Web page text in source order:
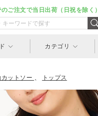
ご注文で当日出荷（日祝を除く）
カテゴリ
カットソー 、 トップス